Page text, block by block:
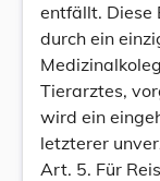
entfällt. Diese
durch ein
Tierarztes,
wird ein
letzterer
Art. 5. Für